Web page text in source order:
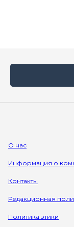
О нас
Информация о
Контакты
Редакционная
Политика этики